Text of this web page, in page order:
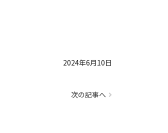
2024年6月10日
次の記事へ